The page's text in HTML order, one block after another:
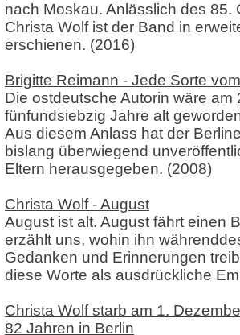
nach Moskau. Anlässlich des 85.
Christa Wolf ist der Band in
erschienen. (2016)
Brigitte Reimann - Jede Sorte
Die ostdeutsche Autorin wäre am
fünfundsiebzig Jahre alt
Aus diesem Anlass hat der
bislang überwiegend
Eltern herausgegeben. (2008)
Christa Wolf - August
August ist alt. August fährt einen
erzählt uns, wohin ihn
Gedanken und Erinnerungen
diese Worte als ausdrückliche
Christa Wolf starb am 1.
82 Jahren in Berlin